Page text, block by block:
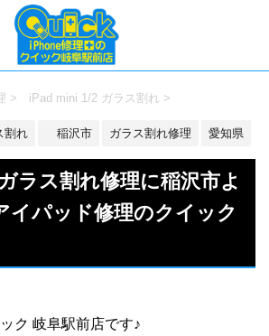
> iPad mini 1/2 ガラス割れ >
割れ 稲沢市 ガラス割れ修理 愛知県
ラス割れ修理に稲沢市よ
イパッド修理のクイック
ク 岐阜駅前店です♪